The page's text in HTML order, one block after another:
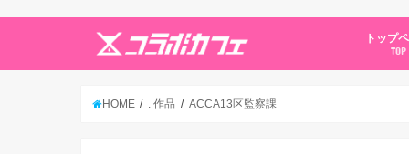
トップ
TOP
HOME . 作品 ACCA13区監察課